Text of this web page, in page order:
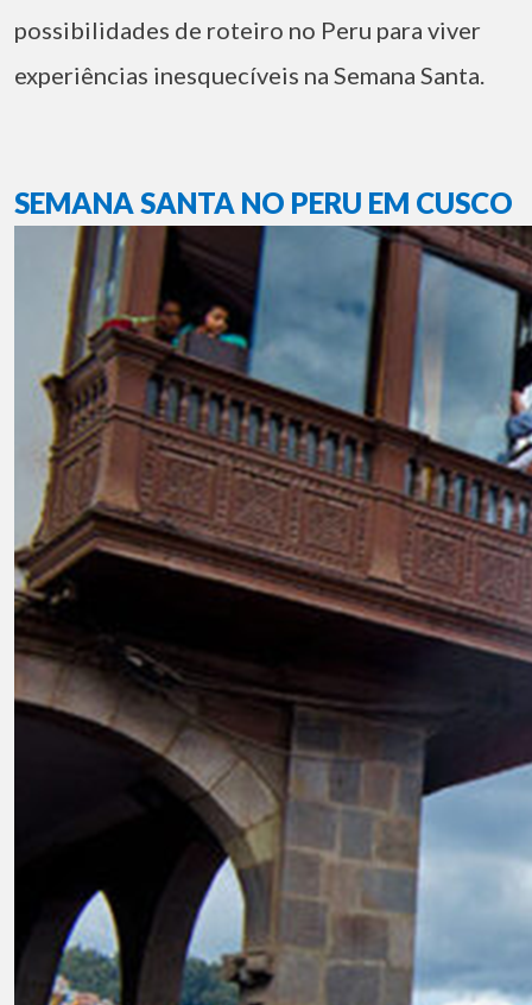
possibilidades de roteiro no Peru para viver
experiências inesquecíveis na Semana Santa.
SEMANA SANTA NO PERU EM CUSCO